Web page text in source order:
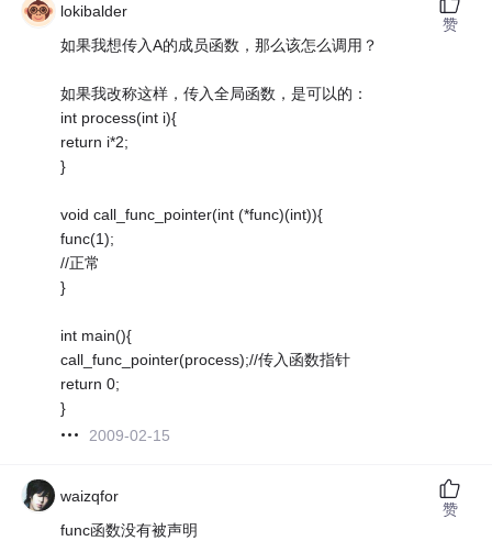
lokibalder
如果我想传入A的成员函数，那么该怎么调用？
如果我改称这样，传入全局函数，是可以的：
int process(int i){
return i*2;
}
void call_func_pointer(int (*func)(int)){
func(1);
//正常
}
int main(){
call_func_pointer(process);//传入函数指针
return 0;
}
2009-02-15
赞
waizqfor
func函数没有被声明
赞